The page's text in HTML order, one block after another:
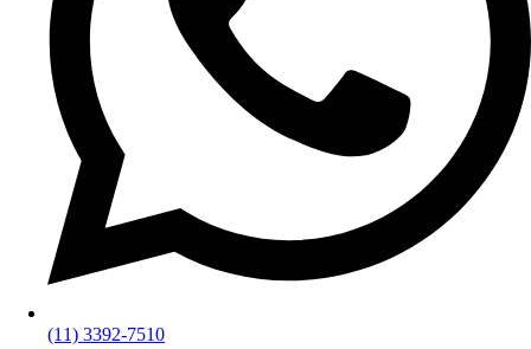
(11) 3392-7510